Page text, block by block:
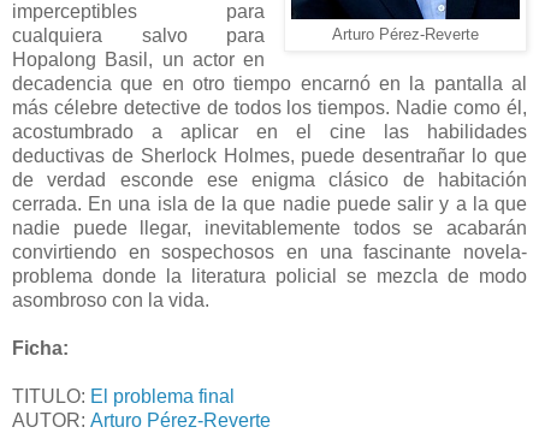
Arturo Pérez-Reverte
imperceptibles para
cualquiera salvo para
Hopalong Basil, un actor en
decadencia que en otro tiempo encarnó en la pantalla al
más célebre detective de todos los tiempos. Nadie como él,
acostumbrado a aplicar en el cine las habilidades
deductivas de Sherlock Holmes, puede desentrañar lo que
de verdad esconde ese enigma clásico de habitación
cerrada. En una isla de la que nadie puede salir y a la que
nadie puede llegar, inevitablemente todos se acabarán
convirtiendo en sospechosos en una fascinante novela-
problema donde la literatura policial se mezcla de modo
asombroso con la vida.
Ficha:
TITULO: El problema final
AUTOR: Arturo Pérez-Reverte